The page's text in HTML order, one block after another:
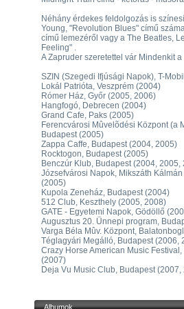
Néhány érdekes feldolgozás is
Young, "Revolution Blues" című
című lemezéről vagy a The Beatles,
Feeling" .
A Zapruder szeretettel vár Mindenkit
SZIN (Szegedi Ifjúsági Napok), T-
Lokál Patrióta, Veszprém (2004)
Rómer Ház, Győr (2005, 2006)
Hangfogó, Debrecen (2004)
Grand Cafe, Paks (2005)
Ferencvárosi Mûvelõdési Központ (a
Budapest (2005)
Zappa Caffe, Budapest (2004, 2005)
Rocktogon, Budapest (2005)
Benczúr Klub, Budapest (2004, 2005,
Józsefvárosi Napok, Mikszáth
(2005)
Kupola Zeneház, Budapest (2004)
512 Club, Keszthely (2005, 2008)
GATE - Egyetemi Napok, Gödöllő
Augusztus 20. Ünnepi program,
Varga Béla Mûv. Központ,
Téglagyári Megálló, Budapest (2006,
Crazy Horse American Music
(2007)
Deja Vu Music Club, Budapest
Albumok